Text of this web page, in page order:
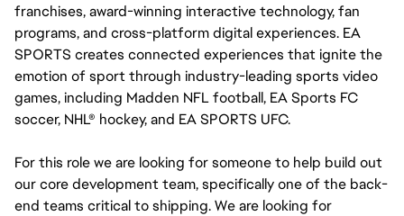
franchises, award-winning interactive technology, fan
programs, and cross-platform digital experiences. EA
SPORTS creates connected experiences that ignite the
emotion of sport through industry-leading sports video
games, including Madden NFL football, EA Sports FC
soccer, NHL® hockey, and EA SPORTS UFC.
For this role we are looking for someone to help build out
our core development team, specifically one of the back-
end teams critical to shipping. We are looking for